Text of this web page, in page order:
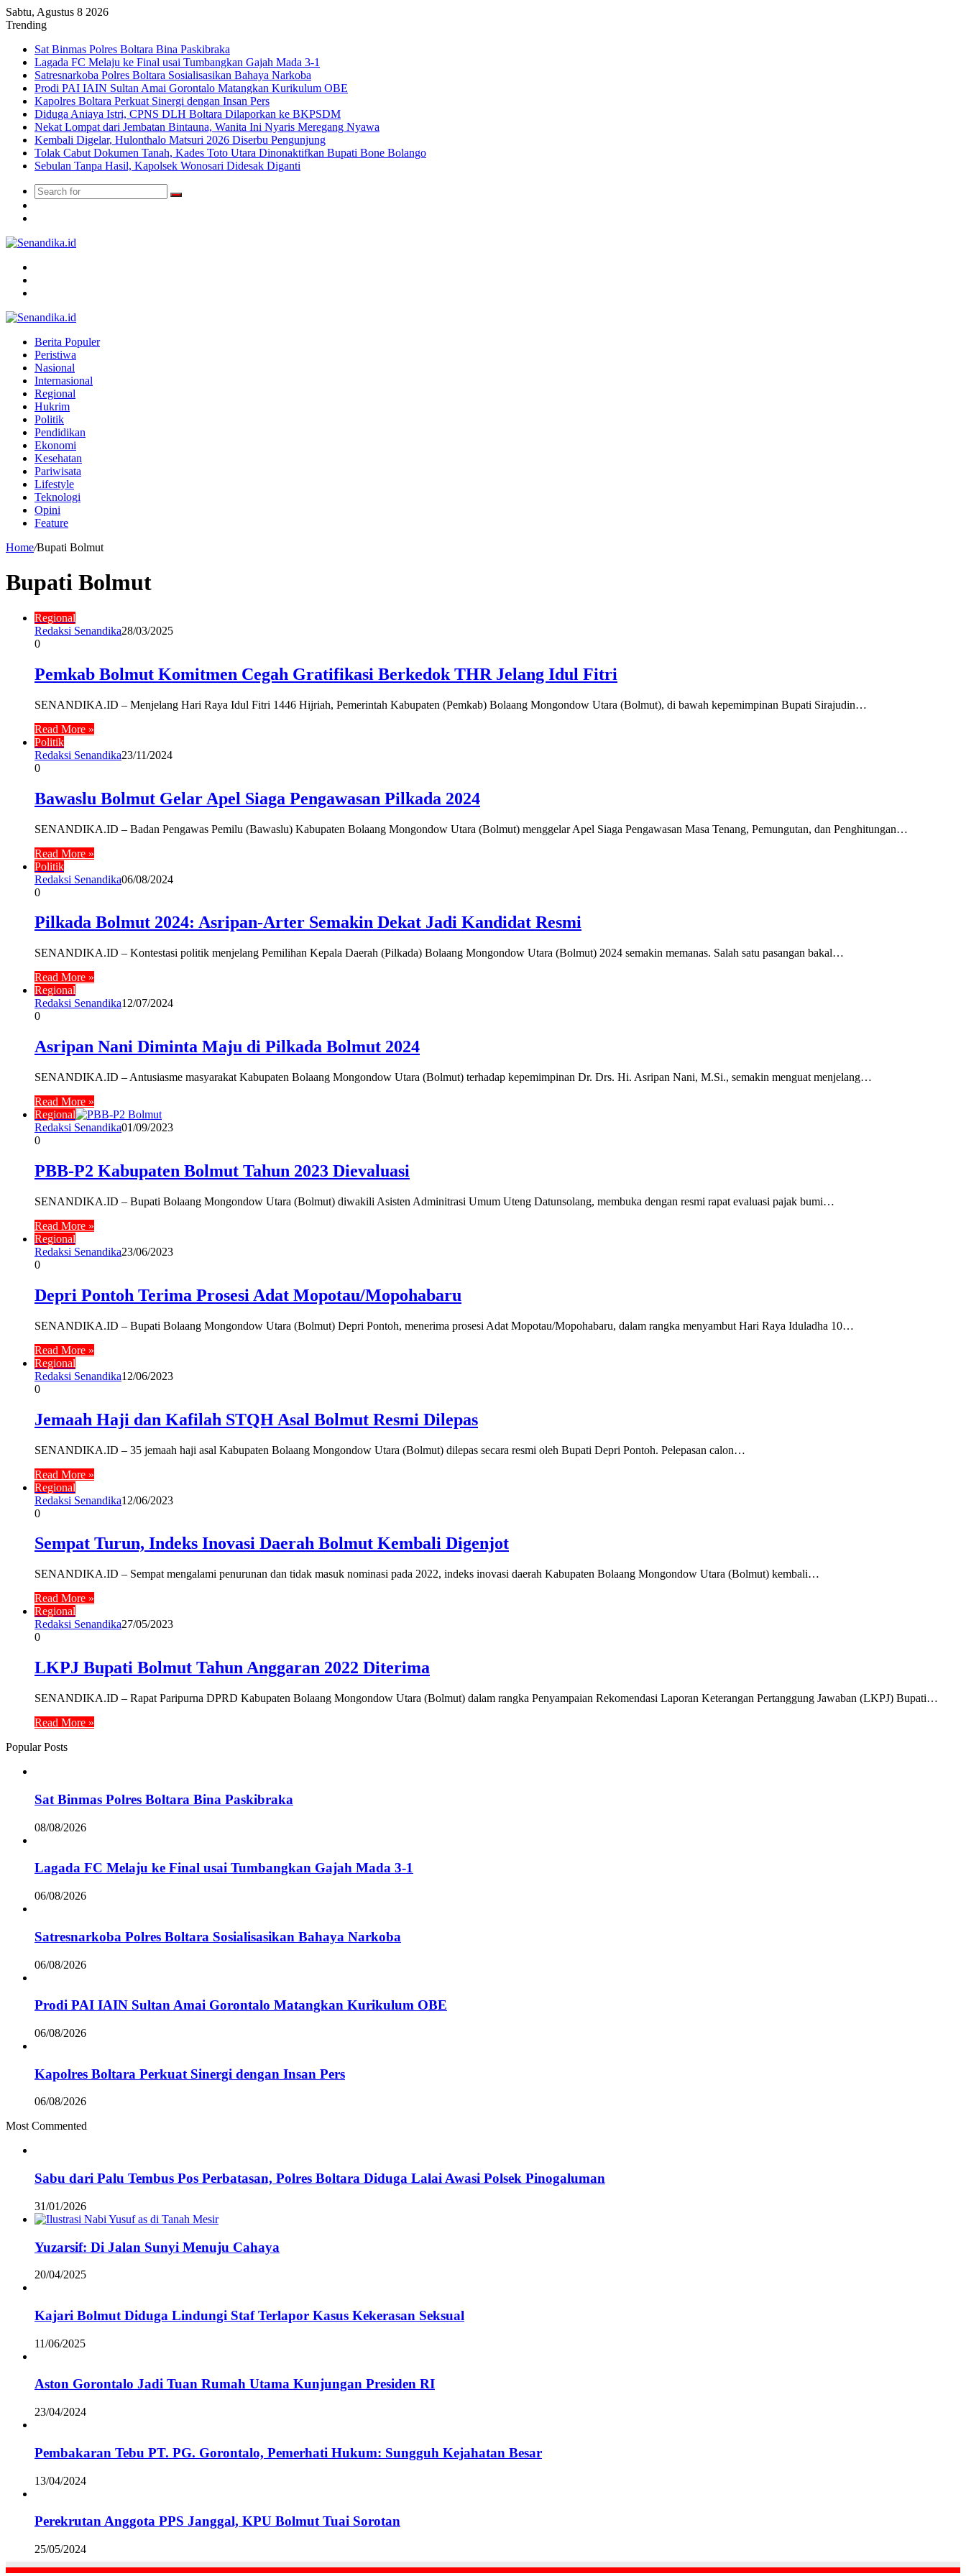
Sabtu, Agustus 8 2026
Trending
Sat Binmas Polres Boltara Bina Paskibraka
Lagada FC Melaju ke Final usai Tumbangkan Gajah Mada 3-1
Satresnarkoba Polres Boltara Sosialisasikan Bahaya Narkoba
Prodi PAI IAIN Sultan Amai Gorontalo Matangkan Kurikulum OBE
Kapolres Boltara Perkuat Sinergi dengan Insan Pers
Diduga Aniaya Istri, CPNS DLH Boltara Dilaporkan ke BKPSDM
Nekat Lompat dari Jembatan Bintauna, Wanita Ini Nyaris Meregang Nyawa
Kembali Digelar, Hulonthalo Matsuri 2026 Diserbu Pengunjung
Tolak Cabut Dokumen Tanah, Kades Toto Utara Dinonaktifkan Bupati Bone Bolango
Sebulan Tanpa Hasil, Kapolsek Wonosari Didesak Diganti
Search
Berita Populer
Peristiwa
Nasional
Internasional
Regional
Hukrim
Politik
Pendidikan
Ekonomi
Kesehatan
Pariwisata
Lifestyle
Teknologi
Opini
Feature
Home/Bupati Bolmut
Bupati Bolmut
Regional
Redaksi Senandika28/03/2025
0
Pemkab Bolmut Komitmen Cegah Gratifikasi Berkedok THR Jelang Idul Fitri
SENANDIKA.ID – Menjelang Hari Raya Idul Fitri 1446 Hijriah, Pemerintah Kabupaten (Pemkab) Bolaang Mongondow Utara (Bolmut), di bawah kepemimpinan Bupati Sirajudin…
Read More »
Politik
Redaksi Senandika23/11/2024
0
Bawaslu Bolmut Gelar Apel Siaga Pengawasan Pilkada 2024
SENANDIKA.ID – Badan Pengawas Pemilu (Bawaslu) Kabupaten Bolaang Mongondow Utara (Bolmut) menggelar Apel Siaga Pengawasan Masa Tenang, Pemungutan, dan Penghitungan…
Read More »
Politik
Redaksi Senandika06/08/2024
0
Pilkada Bolmut 2024: Asripan-Arter Semakin Dekat Jadi Kandidat Resmi
SENANDIKA.ID – Kontestasi politik menjelang Pemilihan Kepala Daerah (Pilkada) Bolaang Mongondow Utara (Bolmut) 2024 semakin memanas. Salah satu pasangan bakal…
Read More »
Regional
Redaksi Senandika12/07/2024
0
Asripan Nani Diminta Maju di Pilkada Bolmut 2024
SENANDIKA.ID – Antusiasme masyarakat Kabupaten Bolaang Mongondow Utara (Bolmut) terhadap kepemimpinan Dr. Drs. Hi. Asripan Nani, M.Si., semakin menguat menjelang…
Read More »
Regional
Redaksi Senandika01/09/2023
0
PBB-P2 Kabupaten Bolmut Tahun 2023 Dievaluasi
SENANDIKA.ID – Bupati Bolaang Mongondow Utara (Bolmut) diwakili Asisten Adminitrasi Umum Uteng Datunsolang, membuka dengan resmi rapat evaluasi pajak bumi…
Read More »
Regional
Redaksi Senandika23/06/2023
0
Depri Pontoh Terima Prosesi Adat Mopotau/Mopohabaru
SENANDIKA.ID – Bupati Bolaang Mongondow Utara (Bolmut) Depri Pontoh, menerima prosesi Adat Mopotau/Mopohabaru, dalam rangka menyambut Hari Raya Iduladha 10…
Read More »
Regional
Redaksi Senandika12/06/2023
0
Jemaah Haji dan Kafilah STQH Asal Bolmut Resmi Dilepas
SENANDIKA.ID – 35 jemaah haji asal Kabupaten Bolaang Mongondow Utara (Bolmut) dilepas secara resmi oleh Bupati Depri Pontoh. Pelepasan calon…
Read More »
Regional
Redaksi Senandika12/06/2023
0
Sempat Turun, Indeks Inovasi Daerah Bolmut Kembali Digenjot
SENANDIKA.ID – Sempat mengalami penurunan dan tidak masuk nominasi pada 2022, indeks inovasi daerah Kabupaten Bolaang Mongondow Utara (Bolmut) kembali…
Read More »
Regional
Redaksi Senandika27/05/2023
0
LKPJ Bupati Bolmut Tahun Anggaran 2022 Diterima
SENANDIKA.ID – Rapat Paripurna DPRD Kabupaten Bolaang Mongondow Utara (Bolmut) dalam rangka Penyampaian Rekomendasi Laporan Keterangan Pertanggung Jawaban (LKPJ) Bupati…
Read More »
Popular Posts
Sat Binmas Polres Boltara Bina Paskibraka
08/08/2026
Lagada FC Melaju ke Final usai Tumbangkan Gajah Mada 3-1
06/08/2026
Satresnarkoba Polres Boltara Sosialisasikan Bahaya Narkoba
06/08/2026
Prodi PAI IAIN Sultan Amai Gorontalo Matangkan Kurikulum OBE
06/08/2026
Kapolres Boltara Perkuat Sinergi dengan Insan Pers
06/08/2026
Most Commented
Sabu dari Palu Tembus Pos Perbatasan, Polres Boltara Diduga Lalai Awasi Polsek Pinogaluman
31/01/2026
Yuzarsif: Di Jalan Sunyi Menuju Cahaya
20/04/2025
Kajari Bolmut Diduga Lindungi Staf Terlapor Kasus Kekerasan Seksual
11/06/2025
Aston Gorontalo Jadi Tuan Rumah Utama Kunjungan Presiden RI
23/04/2024
Pembakaran Tebu PT. PG. Gorontalo, Pemerhati Hukum: Sungguh Kejahatan Besar
13/04/2024
Perekrutan Anggota PPS Janggal, KPU Bolmut Tuai Sorotan
25/05/2024